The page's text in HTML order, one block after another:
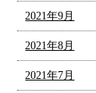
2021年9月
2021年8月
2021年7月